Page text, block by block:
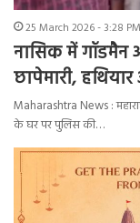
25 March 2026 - 3:28 PM
नासिक में गॉडमैन
छापेमारी,
Maharashtra News :
के घर पर पुलिस की…